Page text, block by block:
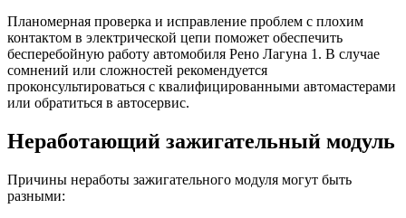
Планомерная проверка и исправление проблем с плохим
контактом в электрической цепи поможет обеспечить
бесперебойную работу автомобиля Рено Лагуна 1. В случае
сомнений или сложностей рекомендуется
проконсультироваться с квалифицированными автомастерами
или обратиться в автосервис.
Неработающий зажигательный модуль
Причины неработы зажигательного модуля могут быть
разными: